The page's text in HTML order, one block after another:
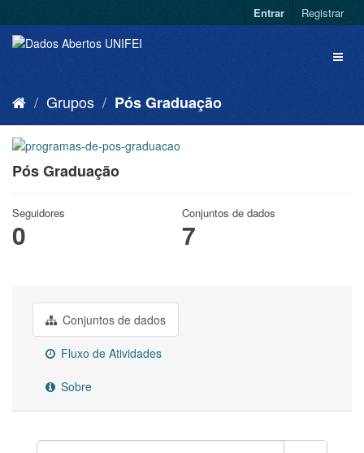
Entrar Registrar
Grupos Pós Graduação
Pós Graduação
Seguidores
0
Conjuntos de dados
7
Conjuntos de dados
Fluxo de Atividades
Sobre